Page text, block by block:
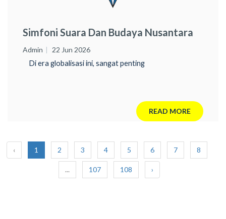
Simfoni Suara Dan Budaya Nusantara
Admin
22 Jun 2026
Di era globalisasi ini, sangat penting
READ MORE
‹ 1 2 3 4 5 6 7 8
... 107 108 ›